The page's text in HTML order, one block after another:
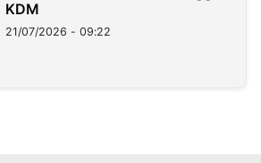
KDM
21/07/2026 - 09:22